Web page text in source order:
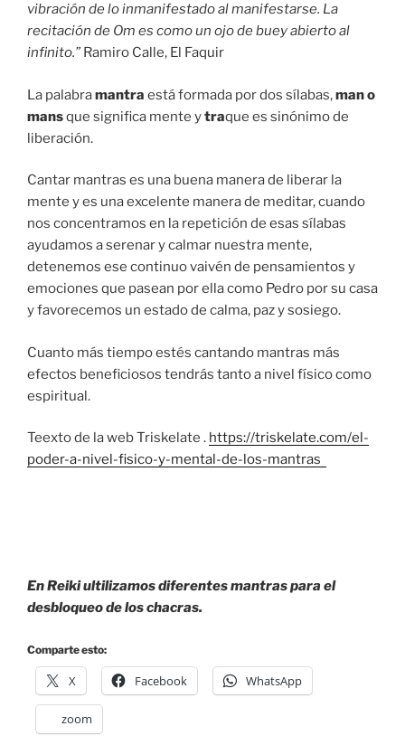
vibración de lo inmanifestado al manifestarse. La
recitación de Om es como un ojo de buey abierto al
infinito.” Ramiro Calle, El Faquir
La palabramantra está formada por dos sílabas,man o
mansque significa mente ytraque es sinónimo de
liberación.
Cantar mantras es una buena manera de liberar la
mente y es una excelente manera de meditar, cuando
nos concentramos en la repetición de esas sílabas
ayudamos a serenar y calmar nuestra mente,
detenemos ese continuo vaivén de pensamientos y
emociones que pasean por ella como Pedro por su casa
y favorecemos un estado de calma, paz y sosiego.
Cuanto más tiempo estés cantando mantras más
efectos beneficiosos tendrás tanto a nivel físico como
espiritual.
Teexto de la web Triskelate . https://triskelate.com/el-
poder-a-nivel-fisico-y-mental-de-los-mantras
En Reiki ultilizamos diferentes mantras para el
desbloqueo de los chacras.
Comparte esto:
X Facebook WhatsApp
zoom